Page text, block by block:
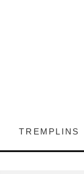
TREMPLINS